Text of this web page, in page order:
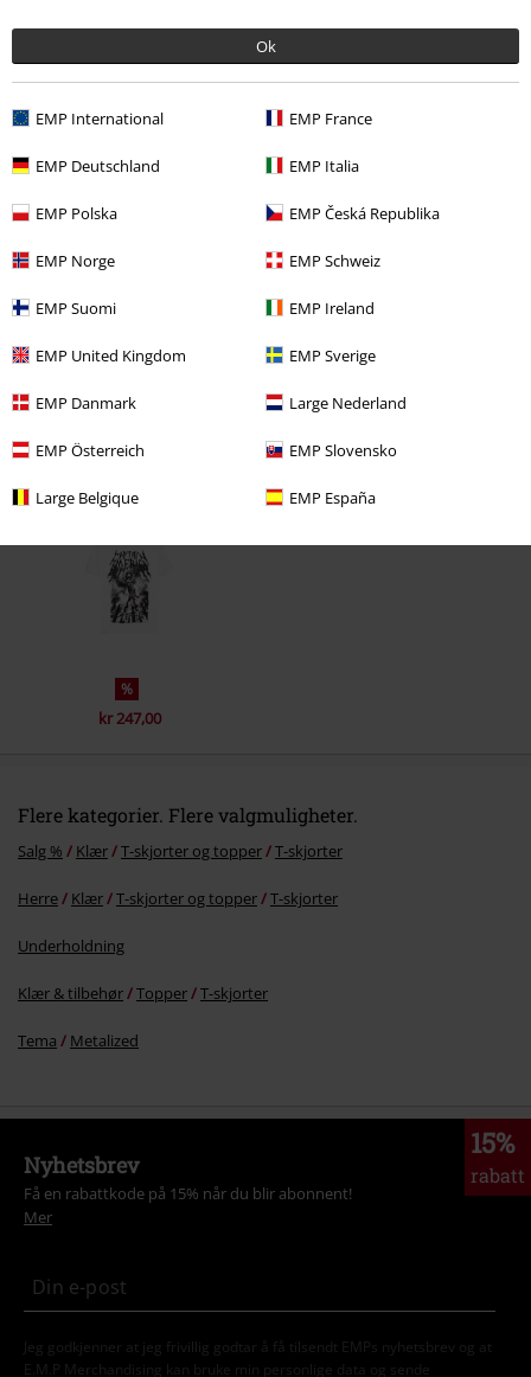
Ok
EMP International EMP France
EMP Deutschland EMP Italia
EMP Polska EMP Česká Republika
EMP Norge EMP Schweiz
EMP Suomi EMP Ireland
EMP United Kingdom EMP Sverige
EMP Danmark Large Nederland
EMP Österreich EMP Slovensko
Large Belgique EMP España
Fortell oss hva du synes om "Glory".
Siste besøk
%
kr 247,00
Flere kategorier. Flere valgmuligheter.
Salg % Klær T-skjorter og topper T-skjorter
Herre Klær T-skjorter og topper T-skjorter
Underholdning
Klær & tilbehør Topper T-skjorter
Tema Metalized
15%
rabatt
Nyhetsbrev
Få en rabattkode på 15% når du blir abonnent!
Mer
Jeg godkjenner at jeg frivillig godtar å få tilsendt EMPs nyhetsbrev og at
E.M.P Merchandising kan bruke min personlige data og sende